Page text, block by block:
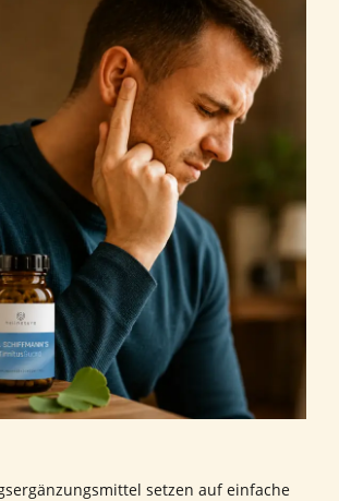
setzen auf einfache